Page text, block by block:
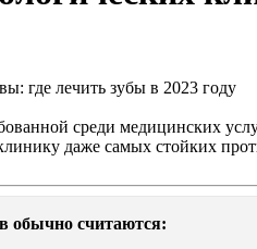
среди медицинских
клинику даже самых стойких
обычно считаются: